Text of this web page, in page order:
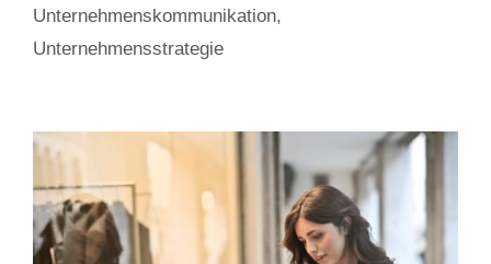
Unternehmenskommunikation,
Unternehmensstrategie